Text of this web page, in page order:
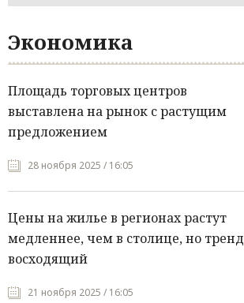
Экономика
Площадь торговых центров
выставлена на рынок с растущим
предложением
28 ноября 2025 / 16:05
Цены на жилье в регионах растут
медленнее, чем в столице, но тренд
восходящий
21 ноября 2025 / 16:05